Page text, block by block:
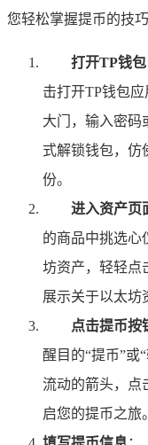
您轻松掌握提币的技巧
打开TP钱包
击打开TP钱包
大门，输入密码
式解锁钱包，仿
份。
进入资产页
的商品中挑选心
坊资产，轻轻点
展示关于以太坊
点击提币按
醒目的“提币”或
流动的箭头，点
启您的提币之旅。